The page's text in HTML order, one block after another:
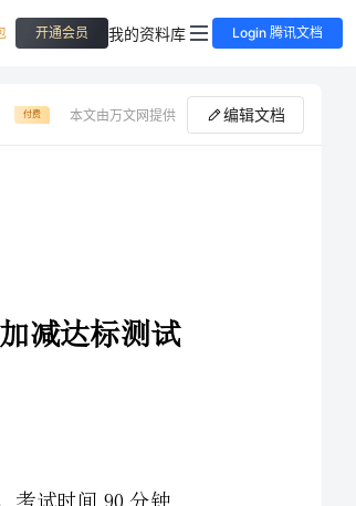
开通会员 我的资料库 Login 腾讯文档
付费 本文由万文网提供 编辑文档